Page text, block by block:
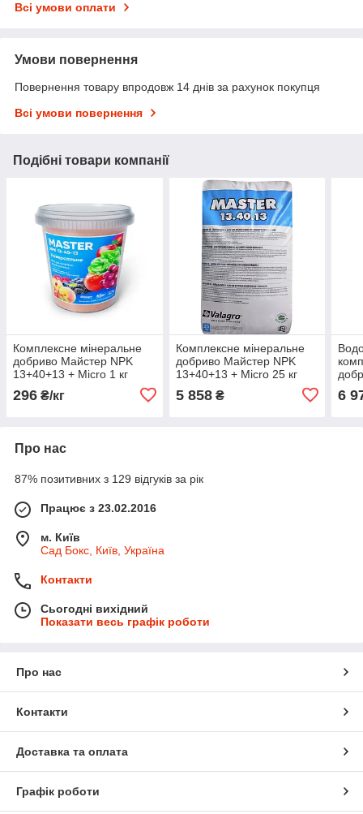
Всі умови оплати
Умови повернення
Повернення товару впродовж 14 днів за рахунок покупця
Всі умови повернення
Подібні товари компанії
Комплексне мінеральне
добриво Майстер NPK
13+40+13 + Micro 1 кг
296 ₴/кг
Комплексне мінеральне
добриво Майстер NPK
13+40+13 + Micro 25 кг
5 858₴ 6
Про нас
87% позитивних з 129 відгуків за рік
Працює з 23.02.2016
м. Київ
Сад Бокс, Київ, Україна
Контакти
Сьогодні вихідний
Показати весь графік роботи
Про нас
Контакти
Доставка та оплата
Графік роботи